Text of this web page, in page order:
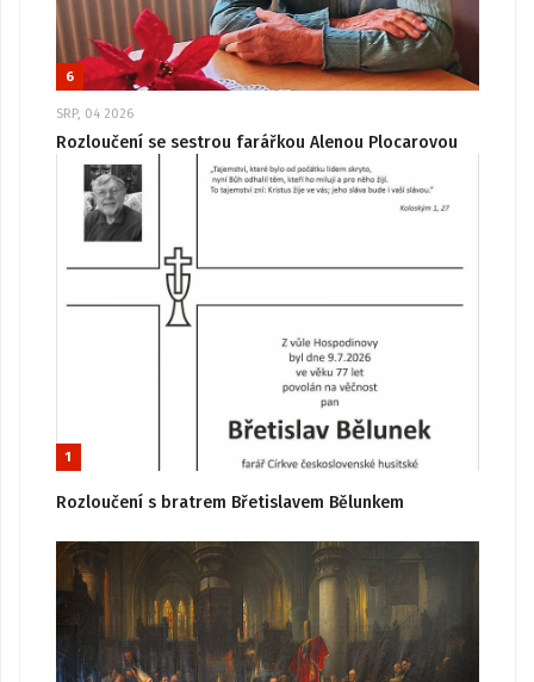
6
SRP, 04 2026
Rozloučení se sestrou farářkou Alenou Plocarovou
1
Rozloučení s bratrem Břetislavem Bělunkem